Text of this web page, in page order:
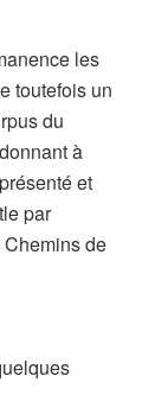
les
toutefois un
du
à
et
par
de